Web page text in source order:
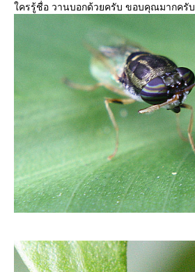
ครรู้ชื่อ วานบอกด้วยครับ ขอบคุณมากครับ